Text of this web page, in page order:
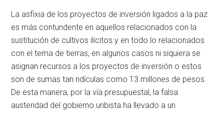
La asfixia de los proyectos de inversión ligados a la paz
es más contundente en aquellos relacionados con la
sustitución de cultivos ilícitos y en todo lo relacionados
con el tema de tierras, en algunos casos ni siquiera se
asignan recursos a los proyectos de inversión o estos
son de sumas tan ridículas como 13 millones de pesos.
De esta manera, por la vía presupuestal, la falsa
austeridad del gobierno uribista ha llevado a un